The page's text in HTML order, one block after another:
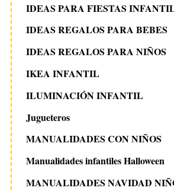
IDEAS PARA FIESTAS
IDEAS REGALOS PARA BEBES
IDEAS REGALOS PARA NIÑOS
IKEA INFANTIL
ILUMINACIÓN INFANTIL
Jugueteros
MANUALIDADES CON NIÑOS
Manualidades infantiles Halloween
MANUALIDADES NAVIDAD